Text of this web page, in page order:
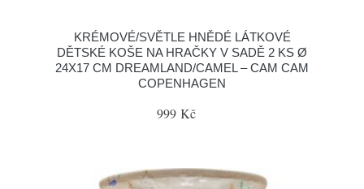
KRÉMOVÉ/SVĚTLE HNĚDÉ LÁTKOVÉ
DĚTSKÉ KOŠE NA HRAČKY V SADĚ 2 KS Ø
24X17 CM DREAMLAND/CAMEL – CAM CAM
COPENHAGEN
999 Kč